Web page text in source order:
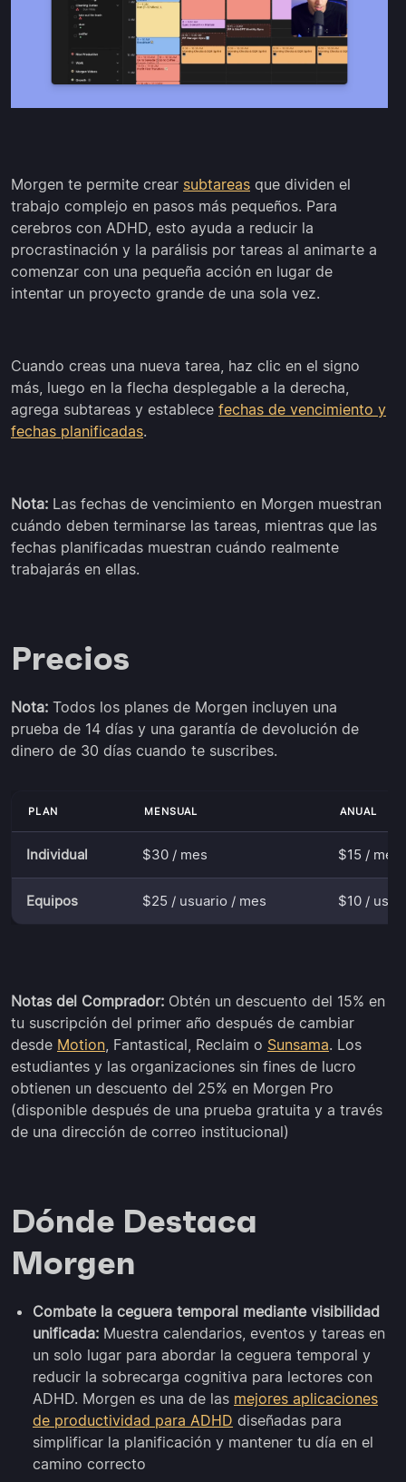
Morgen te permite crear subtareas que dividen el
trabajo complejo en pasos más pequeños. Para
cerebros con ADHD, esto ayuda a reducir la
procrastinación y la parálisis por tareas al animarte a
comenzar con una pequeña acción en lugar de
intentar un proyecto grande de una sola vez.
Cuando creas una nueva tarea, haz clic en el signo
más, luego en la flecha desplegable a la derecha,
agrega subtareas y establece fechas de vencimiento y
fechas planificadas.
Nota: Las fechas de vencimiento en Morgen muestran
cuándo deben terminarse las tareas, mientras que las
fechas planificadas muestran cuándo realmente
trabajarás en ellas.
Precios
Nota: Todos los planes de Morgen incluyen una
prueba de 14 días y una garantía de devolución de
dinero de 30 días cuando te suscribes.
PLAN MENSUAL ANUAL
Individual $30 / mes $15 / mes
Equipos $25 / usuario / mes $10 /
Notas del Comprador: Obtén un descuento del 15% en
tu suscripción del primer año después de cambiar
desde Motion , Fantastical, Reclaim o Sunsama. Los
estudiantes y las organizaciones sin fines de lucro
obtienen un descuento del 25% en Morgen Pro
(disponible después de una prueba gratuita y a través
de una dirección de correo institucional)
Dónde Destaca
Morgen
Combate la ceguera temporal mediante visibilidad
unificada: Muestra calendarios, eventos y tareas en
un solo lugar para abordar la ceguera temporal y
reducir la sobrecarga cognitiva para lectores con
ADHD. Morgen es una de las mejores aplicaciones
de productividad para ADHD diseñadas para
simplificar la planificación y mantener tu día en el
camino correcto